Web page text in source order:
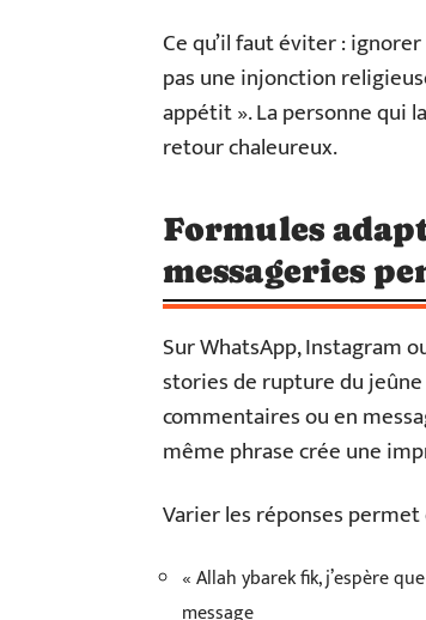
Ce qu’il faut éviter :
pas une injonction
appétit ». La personne qui
retour chaleureux.
Formules
messageries
Sur WhatsApp, Instagram
stories de rupture du
commentaires ou en
même phrase crée une
Varier les réponses
« Allah ybarek fik, j’espère
message